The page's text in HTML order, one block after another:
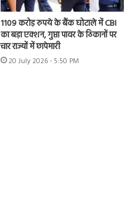
1109 करोड़ रुपये के बैंक घोटाले में CBI
का बड़ा एक्शन, गुप्ता पावर के ठिकानों पर
चार राज्यों में छापेमारी
20 July 2026 - 5:50 PM